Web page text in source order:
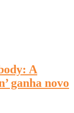
A
ganha novo